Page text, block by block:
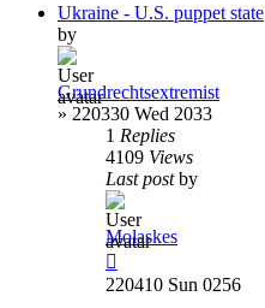
Ukraine - U.S. puppet state
by
Grundrechtsextremist
» 220330 Wed 2033
1 Replies
4109 Views
Last postby
Molaskes
220410 Sun 0256